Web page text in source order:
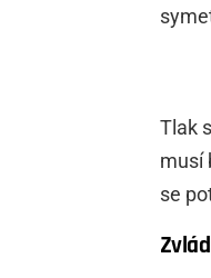
Tlak
musí
se